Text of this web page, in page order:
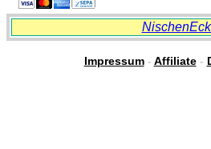
Impressum- Affiliate-